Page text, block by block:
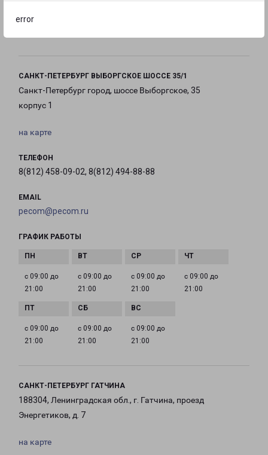
errorс 10:00 до
САНКТ-ПЕТЕРБУРГ ВЫБОРГСКОЕ ШОССЕ 35/1
Санкт-Петербург город, шоссе Выборгское, 35
корпус 1
на карте
ТЕЛЕФОН
8(812) 458-09-02, 8(812) 494-88-88
EMAIL
pecom@pecom.ru
ГРАФИК РАБОТЫ
с 09:00 до
21:00
с 09:00 до
21:00
с 09:00 до
21:00
с 09:00 до
21:00
с 09:00 до
21:00
с 09:00 до
21:00
с 09:00 до
21:00
САНКТ-ПЕТЕРБУРГ ГАТЧИНА
188304, Ленинградская обл., г. Гатчина, проезд
Энергетиков, д. 7
на карте